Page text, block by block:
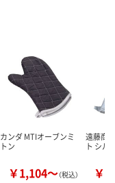
カンダ MTIオーブンミ
トン
￥1,104～（税込）
遠藤商
ト シル
￥